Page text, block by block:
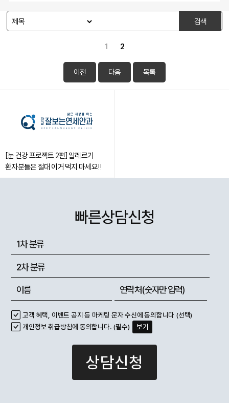
검색
1 2
이전 다음 목록
[눈 건강 프로젝트 2편] 알레르기
환자분들은 절대 이거 먹지 마세요!!
빠른상담신청
고객 혜택, 이벤트 공지 등 마케팅 문자 수신에 동의합니다 (선택)
개인정보 취급방침에 동의합니다. (필수)
보기
상담신청